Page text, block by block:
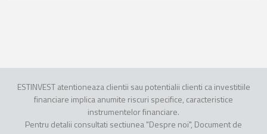
ESTINVEST atentioneaza clientii sau potentialii clienti ca investitiile
financiare implica anumite riscuri specifice, caracteristice
instrumentelor financiare.
Pentru detalii consultati sectiunea "Despre noi", Document de